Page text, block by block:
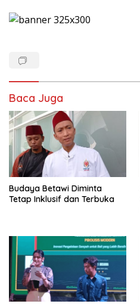
Baca Juga
Budaya Betawi Diminta
Tetap Inklusif dan Terbuka